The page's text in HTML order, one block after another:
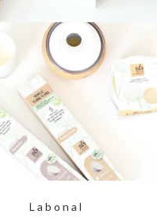
L a b o n a l